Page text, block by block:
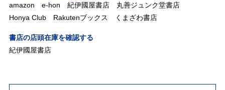
amazon
e-hon 紀伊國屋書店
丸善ジュンク堂書店
Honya Club
Rakutenブックス くまざわ書店
書店の店頭在庫を確認する
紀伊國屋書店